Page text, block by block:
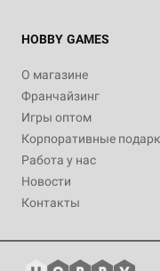
HOBBY GAMES
О магазине
Франчайзинг
Игры оптом
Корпоративные
Работа у нас
Новости
Контакты